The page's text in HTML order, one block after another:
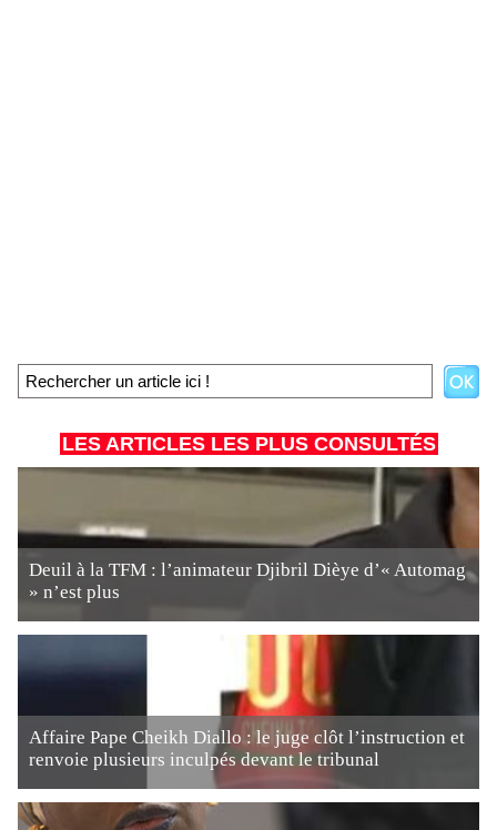
LES ARTICLES LES PLUS CONSULTÉS
Deuil à la TFM : l’animateur Djibril Dièye d’« Automag
» n’est plus
Affaire Pape Cheikh Diallo : le juge clôt l’instruction et
renvoie plusieurs inculpés devant le tribunal